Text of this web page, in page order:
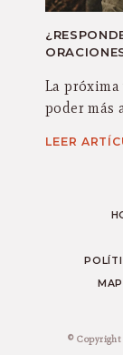
La
poder más
LEER
© Copyright